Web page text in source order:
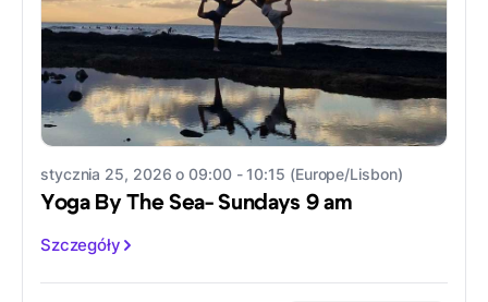
stycznia 25, 2026 o 09:00 - 10:15 (Europe/Lisbon)
Yoga By The Sea- Sundays 9 am
Szczegóły